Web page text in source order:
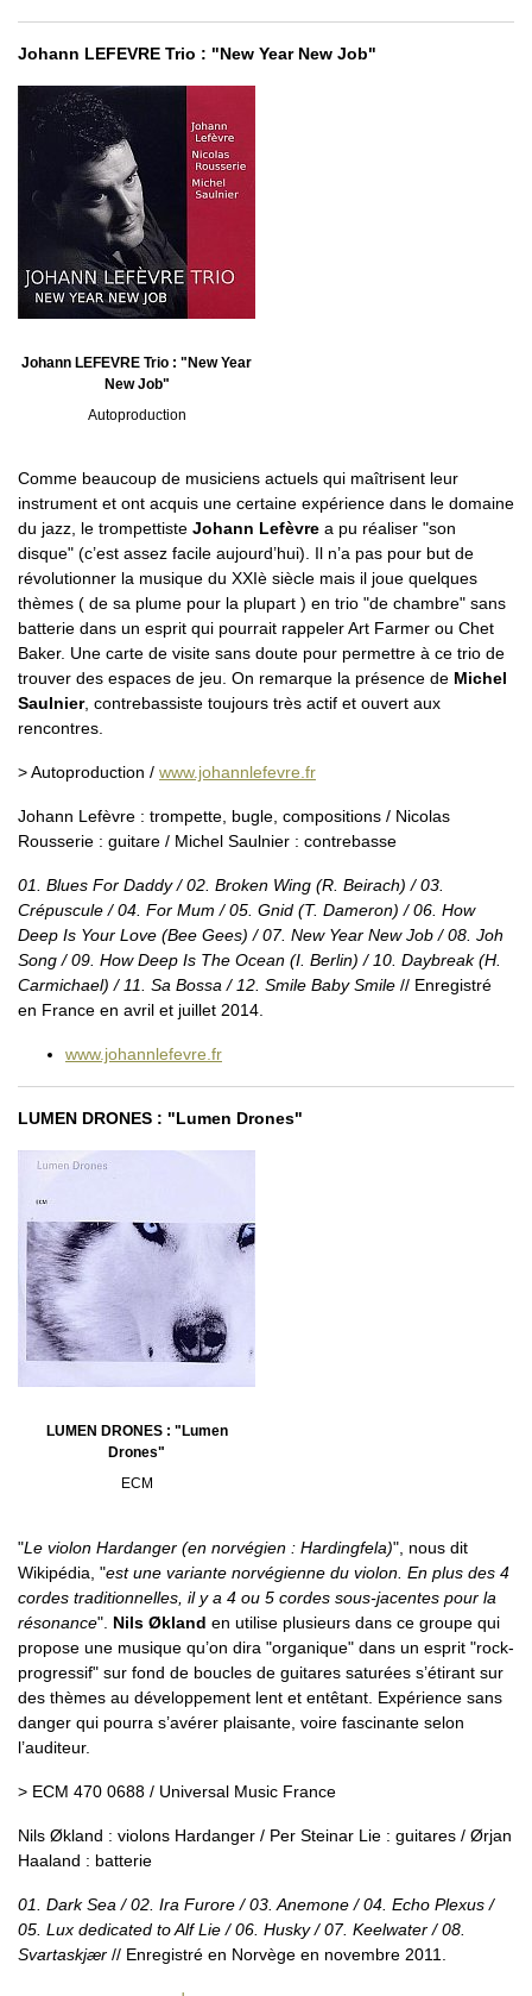
Johann LEFEVRE Trio : "New Year New Job"
Johann LEFEVRE Trio : "New Year
New Job"
Autoproduction
Comme beaucoup de musiciens actuels qui maîtrisent leur
instrument et ont acquis une certaine expérience dans le domaine
du jazz, le trompettiste Johann Lefèvre a pu réaliser "son
disque" (c’est assez facile aujourd’hui). Il n’a pas pour but de
révolutionner la musique du XXIè siècle mais il joue quelques
thèmes ( de sa plume pour la plupart ) en trio "de chambre" sans
batterie dans un esprit qui pourrait rappeler Art Farmer ou Chet
Baker. Une carte de visite sans doute pour permettre à ce trio de
trouver des espaces de jeu. On remarque la présence de Michel
Saulnier, contrebassiste toujours très actif et ouvert aux
rencontres.
> Autoproduction / www.johannlefevre.fr
Johann Lefèvre : trompette, bugle, compositions / Nicolas
Rousserie : guitare / Michel Saulnier : contrebasse
01. Blues For Daddy / 02. Broken Wing (R. Beirach) / 03.
Crépuscule / 04. For Mum / 05. Gnid (T. Dameron) / 06. How
Deep Is Your Love (Bee Gees) / 07. New Year New Job / 08. Joh
Song / 09. How Deep Is The Ocean (I. Berlin) / 10. Daybreak (H.
Carmichael) / 11. Sa Bossa / 12. Smile Baby Smile // Enregistré
en France en avril et juillet 2014.
www.johannlefevre.fr
LUMEN DRONES : "Lumen Drones"
LUMEN DRONES : "Lumen
Drones"
ECM
"Le violon Hardanger (en norvégien : Hardingfela)", nous dit
Wikipédia, "est une variante norvégienne du violon. En plus des 4
cordes traditionnelles, il y a 4 ou 5 cordes sous-jacentes pour la
résonance". Nils Økland en utilise plusieurs dans ce groupe qui
propose une musique qu’on dira "organique" dans un esprit "rock-
progressif" sur fond de boucles de guitares saturées s’étirant sur
des thèmes au développement lent et entêtant. Expérience sans
danger qui pourra s’avérer plaisante, voire fascinante selon
l’auditeur.
> ECM 470 0688 / Universal Music France
Nils Økland : violons Hardanger / Per Steinar Lie : guitares / Ørjan
Haaland : batterie
01. Dark Sea / 02. Ira Furore / 03. Anemone / 04. Echo Plexus /
05. Lux dedicated to Alf Lie / 06. Husky / 07. Keelwater / 08.
Svartaskjær // Enregistré en Norvège en novembre 2011.